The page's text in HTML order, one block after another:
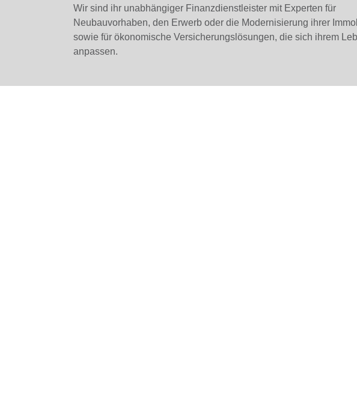
Wir sind ihr unabhängiger Finanzdienstleister mit Experten für
Neubauvorhaben, den Erwerb oder die Modernisierung ihrer
sowie für ökonomische Versicherungslösungen, die sich ihrem
anpassen.